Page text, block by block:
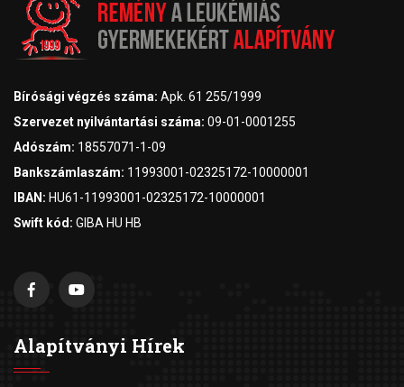
Bírósági végzés száma: Apk. 61 255/1999
Szervezet nyilvántartási száma: 09-01-0001255
Adószám: 18557071-1-09
Bankszámlaszám: 11993001-02325172-10000001
IBAN: HU61-11993001-02325172-10000001
Swift kód: GIBA HU HB
Alapítványi Hírek